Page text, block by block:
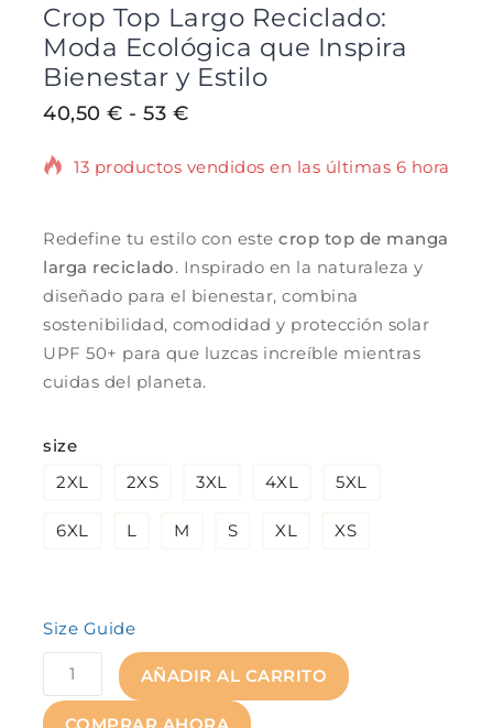
Crop Top Largo Reciclado:
Moda Ecológica que Inspira
Bienestar y Estilo
40,50 € - 53 €
13 productos vendidos en las últimas 6 horas
en su carrito.
Redefine tu estilo con este crop top de manga
larga reciclado. Inspirado en la naturaleza y
diseñado para el bienestar, combina
sostenibilidad, comodidad y protección solar
UPF 50+ para que luzcas increíble mientras
cuidas del planeta.
size
2XL
2XS 3XL 4XL 5XL
6XL L M S XL XS
Size Guide
AÑADIR AL CARRITO